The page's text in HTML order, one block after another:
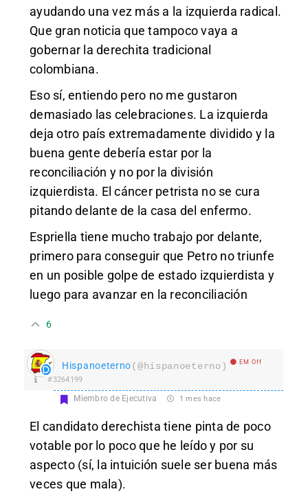
ayudando una vez más a la izquierda radical.
Que gran noticia que tampoco vaya a
gobernar la derechita tradicional
colombiana.
Eso sí, entiendo pero no me gustaron
demasiado las celebraciones. La izquierda
deja otro país extremadamente dividido y la
buena gente debería estar por la
reconciliación y no por la división
izquierdista. El cáncer petrista no se cura
pitando delante de la casa del enfermo.
Espriella tiene mucho trabajo por delante,
primero para conseguir que Petro no triunfe
en un posible golpe de estado izquierdista y
luego para avanzar en la reconciliación
6
Hispanoeterno(@hispanoeterno) EM Off
#3264199
Miembro de Ejecutiva 1 mes hace
El candidato derechista tiene pinta de poco
votable por lo poco que he leído y por su
aspecto (sí, la intuición suele ser buena más
veces que mala).